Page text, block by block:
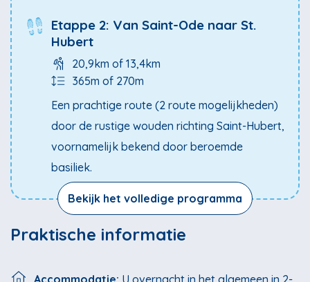
Etappe 2: Van Saint-Ode naar St.
Hubert
20,9km of 13,4km
365m of 270m
Een prachtige route (2 route mogelijkheden)
door de rustige wouden richting Saint-Hubert,
voornamelijk bekend door beroemde
basiliek.
Bekijk het volledige programma
Praktische informatie
Accommodatie: U overnacht in het algemeen in 2-